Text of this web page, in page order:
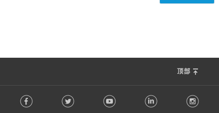
顶部
o Facebook Twitter Youtube LinkedIn